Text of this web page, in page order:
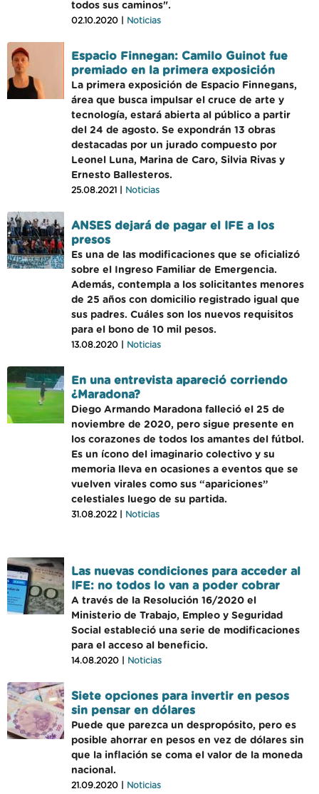
todos sus caminos".
02.10.2020 | Noticias
Espacio Finnegan: Camilo Guinot fue
premiado en la primera exposición
La primera exposición de Espacio Finnegans,
área que busca impulsar el cruce de arte y
tecnología, estará abierta al público a partir
del 24 de agosto. Se expondrán 13 obras
destacadas por un jurado compuesto por
Leonel Luna, Marina de Caro, Silvia Rivas y
Ernesto Ballesteros.
25.08.2021 | Noticias
ANSES dejará de pagar el IFE a los
presos
Es una de las modificaciones que se oficializó
sobre el Ingreso Familiar de Emergencia.
Además, contempla a los solicitantes menores
de 25 años con domicilio registrado igual que
sus padres. Cuáles son los nuevos requisitos
para el bono de 10 mil pesos.
13.08.2020 | Noticias
En una entrevista apareció corriendo
¿Maradona?
Diego Armando Maradona falleció el 25 de
noviembre de 2020, pero sigue presente en
los corazones de todos los amantes del fútbol.
Es un ícono del imaginario colectivo y su
memoria lleva en ocasiones a eventos que se
vuelven virales como sus “apariciones”
celestiales luego de su partida.
31.08.2022 | Noticias
Las nuevas condiciones para acceder al
IFE: no todos lo van a poder cobrar
A través de la Resolución 16/2020 el
Ministerio de Trabajo, Empleo y Seguridad
Social estableció una serie de modificaciones
para el acceso al beneficio.
14.08.2020 | Noticias
Siete opciones para invertir en pesos
sin pensar en dólares
Puede que parezca un despropósito, pero es
posible ahorrar en pesos en vez de dólares sin
que la inflación se coma el valor de la moneda
nacional.
21.09.2020 | Noticias